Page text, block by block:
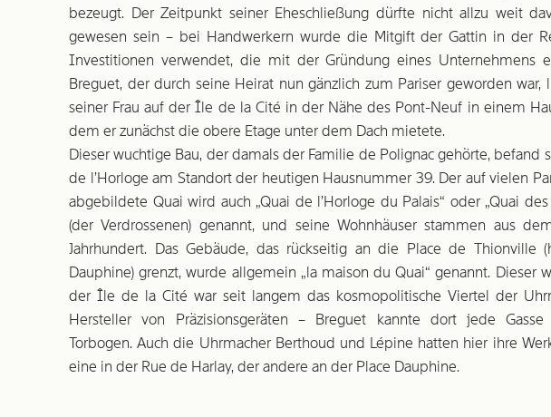
bezeugt. Der Zeitpunkt seiner Eheschließung dürfte nicht allzu weit
gewesen sein – bei Handwerkern wurde die Mitgift der Gattin in der
Investitionen verwendet, die mit der Gründung eines Unternehmens
Breguet, der durch seine Heirat nun gänzlich zum Pariser geworden war,
seiner Frau auf der Île de la Cité in der Nähe des Pont-Neuf in einem
dem er zunächst die obere Etage unter dem Dach mietete.
Dieser wuchtige Bau, der damals der Familie de Polignac gehörte, befand
de l’Horloge am Standort der heutigen Hausnummer 39. Der auf vielen
abgebildete Quai wird auch „Quai de l’Horloge du Palais“ oder „Quai
(der Verdrossenen) genannt, und seine Wohnhäuser stammen aus
Jahrhundert. Das Gebäude, das rückseitig an die Place de Thion­ville
Dauphine) grenzt, wurde allgemein „la maison du Quai“ genannt. Dieser
der Île de la Cité war seit langem das kosmopolitische Viertel der
Hersteller von Präzisionsgeräten – Breguet kannte dort jede
Torbogen. Auch die Uhrmacher Berthoud und Lépine hatten hier ihre
eine in der Rue de Harlay, der andere an der Place Dauphine.